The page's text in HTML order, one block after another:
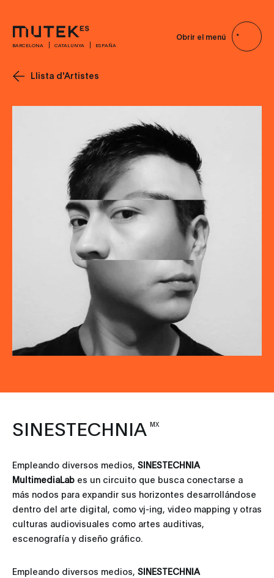
BARCELONA CATALUNYA ESPAÑA
Obrir el menú
Llista d'Artistes
SINESTECHNIA MX
Empleando diversos medios, SINESTECHNIA
MultimediaLab es un circuito que busca conectarse a
más nodos para expandir sus horizontes desarrollándose
dentro del arte digital, como vj-ing, video mapping y otras
culturas audiovisuales como artes auditivas,
escenografía y diseño gráfico.
Empleando diversos medios, SINESTECHNIA